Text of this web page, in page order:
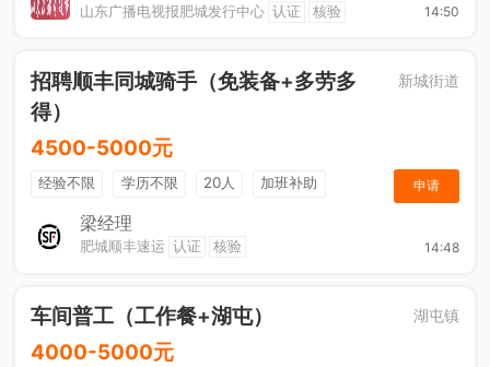
山东广播电视报肥城发行中心 认证 核验 14:50
招聘顺丰同城骑手（免装备+多劳多
得）
新城街道
4500-5000元
经验不限 学历不限 20人
加班补助
综合补贴
奖励计划
申请
梁经理
肥城顺丰速运 认证 核验 14:48
车间普工（工作餐+湖屯） 湖屯镇
4000-5000元